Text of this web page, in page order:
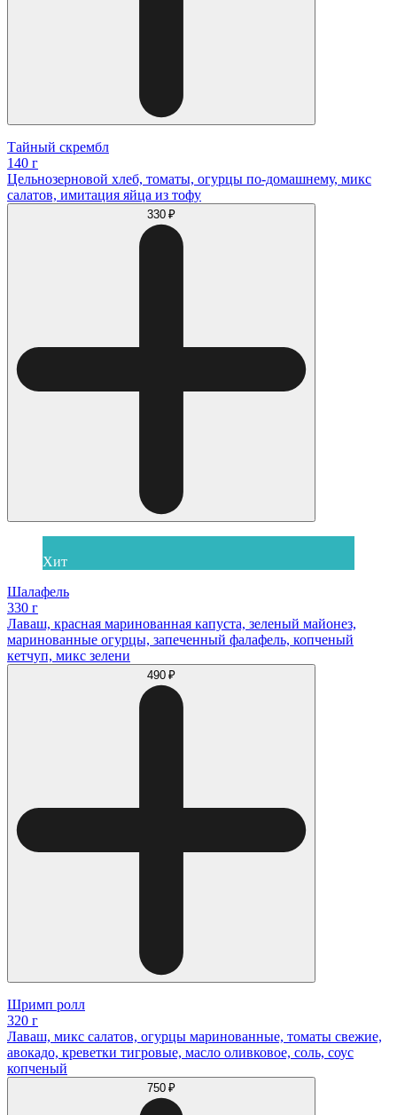
Тайный скрембл
140 г
Цельнозерновой хлеб, томаты, огурцы по-домашнему, микс
салатов, имитация яйца из тофу
330 ₽
Хит
Шалафель
330 г
Лаваш, красная маринованная капуста, зеленый майонез,
маринованные огурцы, запеченный фалафель, копченый
кетчуп, микс зелени
490 ₽
Шримп ролл
320 г
Лаваш, микс салатов, огурцы маринованные, томаты свежие,
авокадо, креветки тигровые, масло оливковое, соль, соус
копченый
750 ₽